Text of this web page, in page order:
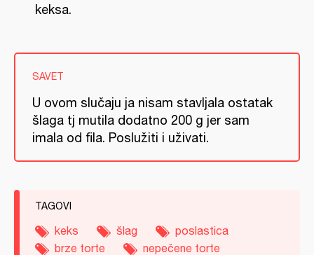
keksa.
SAVET
U ovom slučaju ja nisam stavljala ostatak
šlaga tj mutila dodatno 200 g jer sam
imala od fila. Poslužiti i uživati.
TAGOVI
keks šlag
poslastica
brze torte
nepečene torte